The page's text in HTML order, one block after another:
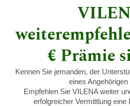
€ Prämie
Kennen Sie jemanden, der
eines
Empfehlen Sie VILENA weiter
erfolgreicher Vermittlung eine